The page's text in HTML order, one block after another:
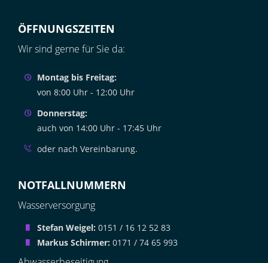
ÖFFNUNGSZEITEN
Wir sind gerne für Sie da:
Montag bis Freitag:
von 8:00 Uhr - 12:00 Uhr
Donnerstag:
auch von 14:00 Uhr - 17:45 Uhr
oder nach Vereinbarung.
NOTFALLNUMMERN
Wasserversorgung
Stefan Weigel: 0151 / 16 12 52 83
Markus Schirmer: 0171 / 74 65 993